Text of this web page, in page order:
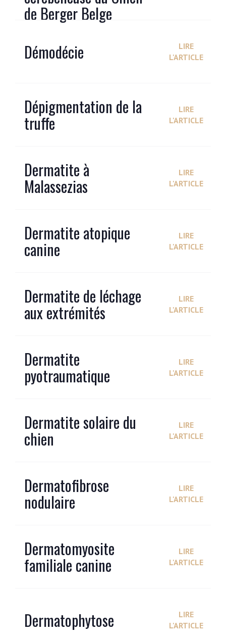
de Berger Belge
Démodécie
LIRE
L'ARTICLE
Dépigmentation de la
truffe
LIRE
L'ARTICLE
Dermatite à
Malassezias
LIRE
L'ARTICLE
Dermatite atopique
canine
LIRE
L'ARTICLE
Dermatite de léchage
aux extrémités
LIRE
L'ARTICLE
Dermatite
pyotraumatique
LIRE
L'ARTICLE
Dermatite solaire du
chien
LIRE
L'ARTICLE
Dermatofibrose
nodulaire
LIRE
L'ARTICLE
Dermatomyosite
familiale canine
LIRE
L'ARTICLE
Dermatophytose
LIRE
L'ARTICLE